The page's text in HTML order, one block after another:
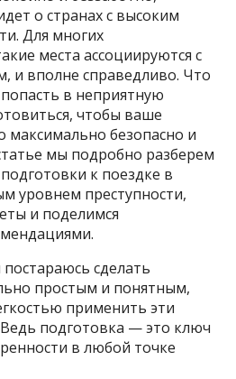
о странах с высоким
Для многих
места ассоциируются с
и вполне справедливо. Что
в неприятную
чтобы ваше
максимально безопасно и
мы подробно разберем
к поездке в
уровнем преступности,
и поделимся
сделать
простым и понятным,
применить эти
подготовка — это ключ
в любой точке